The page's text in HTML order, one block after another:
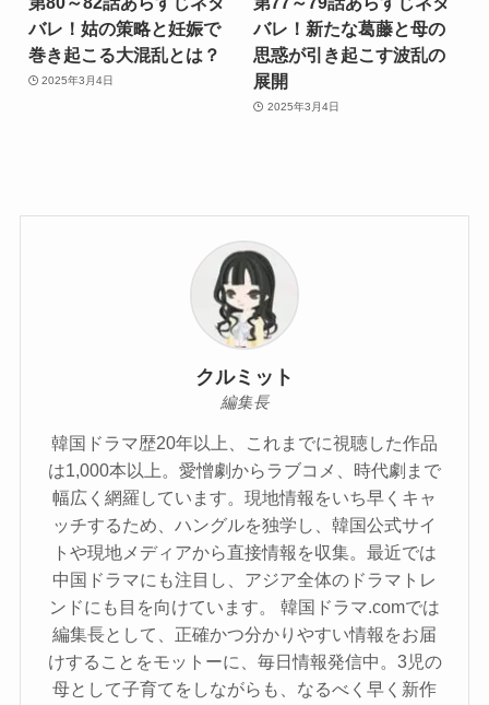
バレ！姑の策略と妊娠で
巻き起こる大混乱とは？
2025年3月4日
バレ！新たな葛藤と母の
思惑が引き起こす波乱の
展開
2025年3月4日
クルミット
編集長
韓国ドラマ歴20年以上、これまでに視聴した作品
は1,000本以上。愛憎劇からラブコメ、時代劇まで
幅広く網羅しています。現地情報をいち早くキャ
ッチするため、ハングルを独学し、韓国公式サイ
トや現地メディアから直接情報を収集。最近では
中国ドラマにも注目し、アジア全体のドラマトレ
ンドにも目を向けています。 韓国ドラマ.comでは
編集長として、正確かつ分かりやすい情報をお届
けすることをモットーに、毎日情報発信中。3児の
母として子育てをしながらも、なるべく早く新作